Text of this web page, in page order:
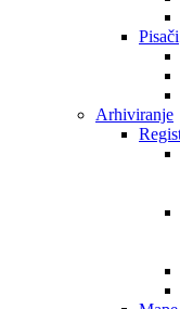
Pisači
Arhiviranje